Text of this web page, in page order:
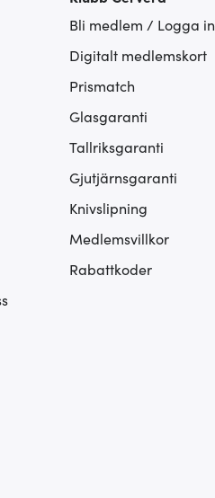
Bli medlem / Logga in
Digitalt medlemskort
Prismatch
Glasgaranti
Tallriksgaranti
Gjutjärnsgaranti
Knivslipning
Medlemsvillkor
Rabattkoder